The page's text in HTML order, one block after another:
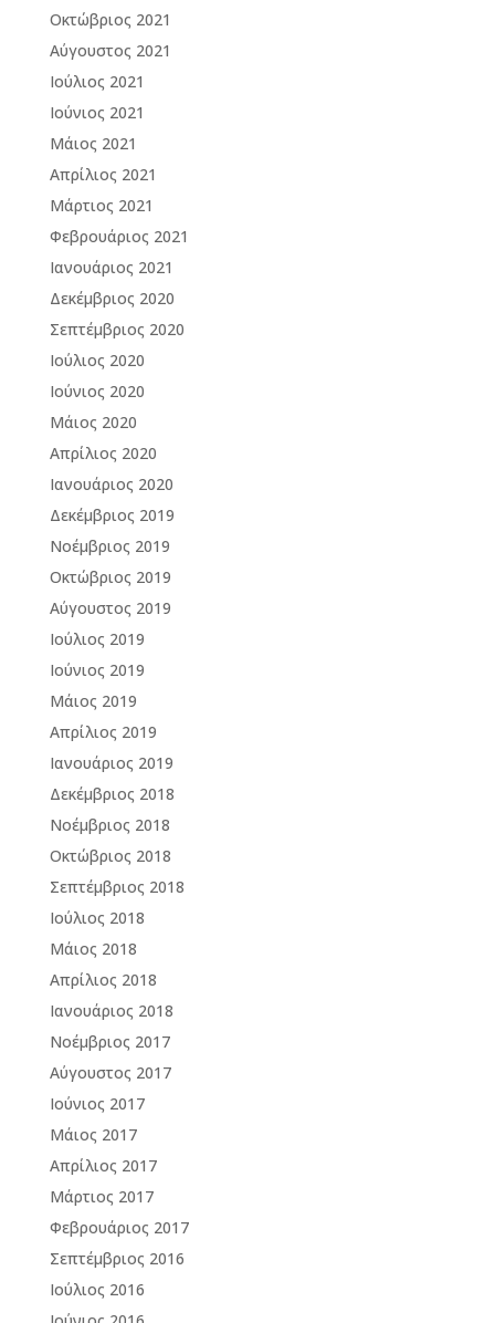
Οκτώβριος 2021
Αύγουστος 2021
Ιούλιος 2021
Ιούνιος 2021
Μάιος 2021
Απρίλιος 2021
Μάρτιος 2021
Φεβρουάριος 2021
Ιανουάριος 2021
Δεκέμβριος 2020
Σεπτέμβριος 2020
Ιούλιος 2020
Ιούνιος 2020
Μάιος 2020
Απρίλιος 2020
Ιανουάριος 2020
Δεκέμβριος 2019
Νοέμβριος 2019
Οκτώβριος 2019
Αύγουστος 2019
Ιούλιος 2019
Ιούνιος 2019
Μάιος 2019
Απρίλιος 2019
Ιανουάριος 2019
Δεκέμβριος 2018
Νοέμβριος 2018
Οκτώβριος 2018
Σεπτέμβριος 2018
Ιούλιος 2018
Μάιος 2018
Απρίλιος 2018
Ιανουάριος 2018
Νοέμβριος 2017
Αύγουστος 2017
Ιούνιος 2017
Μάιος 2017
Απρίλιος 2017
Μάρτιος 2017
Φεβρουάριος 2017
Σεπτέμβριος 2016
Ιούλιος 2016